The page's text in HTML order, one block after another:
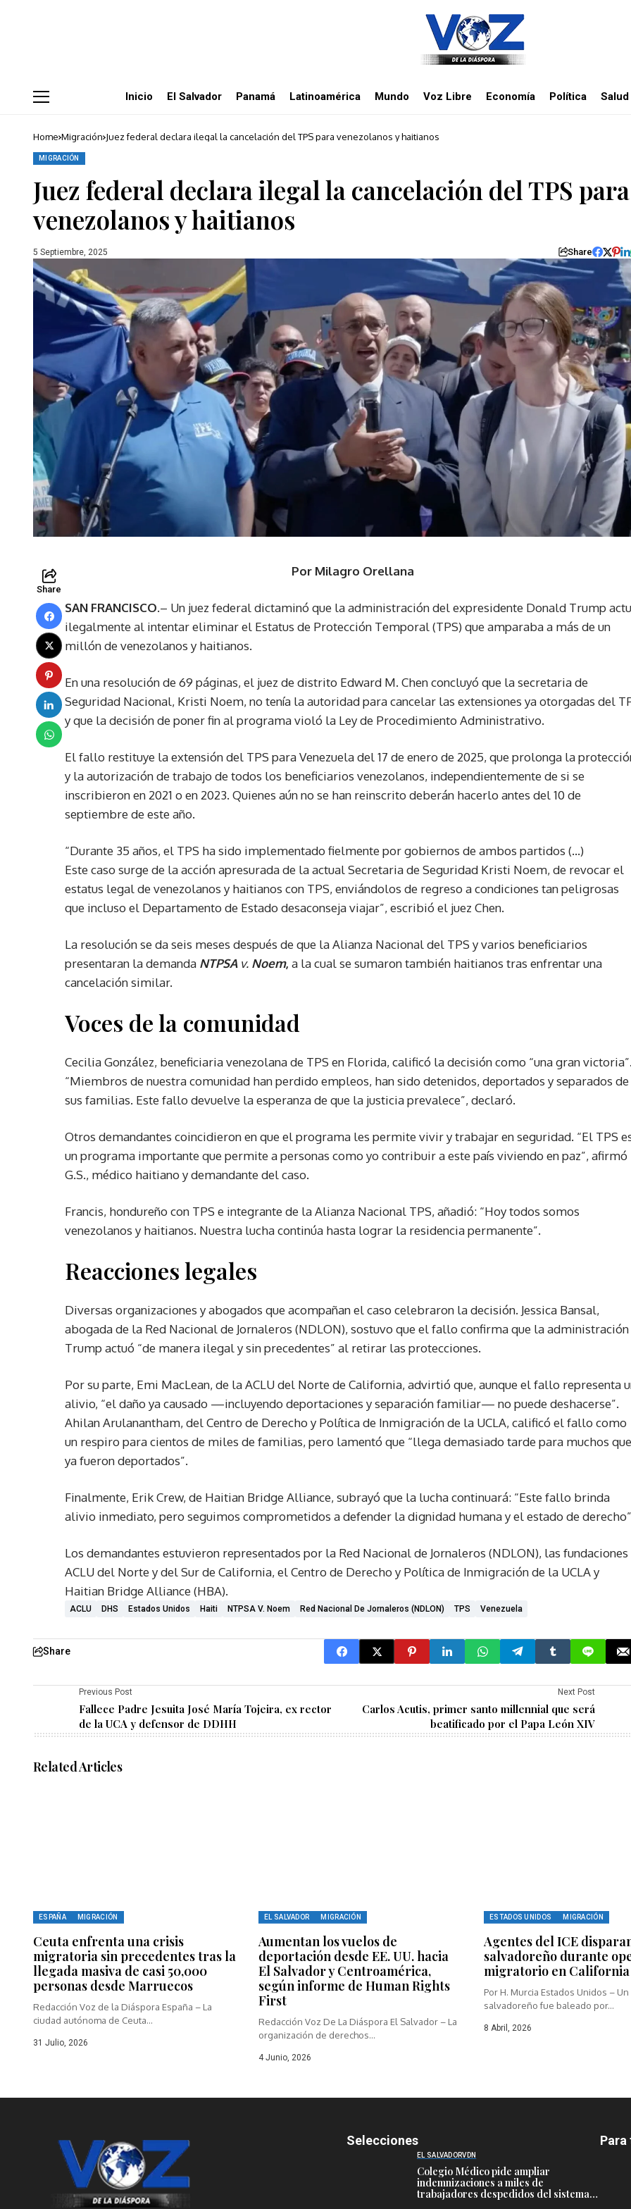
Inicio El Salvador Panamá Latinoamérica Mundo Voz Libre Economía Política Salud
Home Migración Juez federal declara ilegal la cancelación del TPS para venezolanos y haitianos
MIGRACIÓN
Juez federal declara ilegal la cancelación del TPS para
venezolanos y haitianos
5 Septiembre, 2025 Share
Share
Por Milagro Orellana
SAN FRANCISCO.– Un juez federal dictaminó que la administración del expresidente Donald Trump
ilegalmente al intentar eliminar el Estatus de Protección Temporal (TPS) que amparaba a más de un
millón de venezolanos y haitianos.
En una resolución de 69 páginas, el juez de distrito Edward M. Chen concluyó que la secretaria de
Seguridad Nacional, Kristi Noem, no tenía la autoridad para cancelar las extensiones ya otorgadas del
y que la decisión de poner fin al programa violó la Ley de Procedimiento Administrativo.
El fallo restituye la extensión del TPS para Venezuela del 17 de enero de 2025, que prolonga la
y la autorización de trabajo de todos los beneficiarios venezolanos, independientemente de si se
inscribieron en 2021 o en 2023. Quienes aún no se han reinscrito deberán hacerlo antes del 10 de
septiembre de este año.
“Durante 35 años, el TPS ha sido implementado fielmente por gobiernos de ambos partidos (…)
Este caso surge de la acción apresurada de la actual Secretaria de Seguridad Kristi Noem, de revocar el
estatus legal de venezolanos y haitianos con TPS, enviándolos de regreso a condiciones tan peligrosas
que incluso el Departamento de Estado desaconseja viajar”, escribió el juez Chen.
La resolución se da seis meses después de que la Alianza Nacional del TPS y varios beneficiarios
presentaran la demanda NTPSAv. Noem, a la cual se sumaron también haitianos tras enfrentar una
cancelación similar.
Voces de la comunidad
Cecilia González, beneficiaria venezolana de TPS en Florida, calificó la decisión como “una gran victoria”.
“Miembros de nuestra comunidad han perdido empleos, han sido detenidos, deportados y separados de
sus familias. Este fallo devuelve la esperanza de que la justicia prevalece”, declaró.
Otros demandantes coincidieron en que el programa les permite vivir y trabajar en seguridad. “El TPS
un programa importante que permite a personas como yo contribuir a este país viviendo en paz”, afirmó
G.S., médico haitiano y demandante del caso.
Francis, hondureño con TPS e integrante de la Alianza Nacional TPS, añadió: “Hoy todos somos
venezolanos y haitianos. Nuestra lucha continúa hasta lograr la residencia permanente”.
Reacciones legales
Diversas organizaciones y abogados que acompañan el caso celebraron la decisión. Jessica Bansal,
abogada de la Red Nacional de Jornaleros (NDLON), sostuvo que el fallo confirma que la administración
Trump actuó “de manera ilegal y sin precedentes” al retirar las protecciones.
Por su parte, Emi MacLean, de la ACLU del Norte de California, advirtió que, aunque el fallo representa
alivio, “el daño ya causado —incluyendo deportaciones y separación familiar— no puede deshacerse”.
Ahilan Arulanantham, del Centro de Derecho y Política de Inmigración de la UCLA, calificó el fallo como
un respiro para cientos de miles de familias, pero lamentó que “llega demasiado tarde para muchos que
ya fueron deportados”.
Finalmente, Erik Crew, de Haitian Bridge Alliance, subrayó que la lucha continuará: “Este fallo brinda
alivio inmediato, pero seguimos comprometidos a defender la dignidad humana y el estado de
Los demandantes estuvieron representados por la Red Nacional de Jornaleros (NDLON), las fundaciones
ACLU del Norte y del Sur de California, el Centro de Derecho y Política de Inmigración de la UCLA y
Haitian Bridge Alliance (HBA).
ACLU DHS Estados Unidos Haiti NTPSA V. Noem Red Nacional De Jornaleros (NDLON) TPS Venezuela
Share
Previous Post
Fallece Padre Jesuita José María Tojeira, ex rector
de la UCA y defensor de DDHH
Next Post
Carlos Acutis, primer santo millennial que será
beatificado por el Papa León XIV
Related Articles
ESPAÑA MIGRACIÓN
Ceuta enfrenta una crisis
migratoria sin precedentes tras la
llegada masiva de casi 50,000
personas desde Marruecos
Redacción Voz de la Diáspora España – La
ciudad autónoma de Ceuta...
31 Julio, 2026
EL SALVADOR MIGRACIÓN
Aumentan los vuelos de
deportación desde EE. UU. hacia
El Salvador y Centroamérica,
según informe de Human Rights
First
Redacción Voz De La Diáspora El Salvador – La
organización de derechos...
4 Junio, 2026
ESTADOS UNIDOS MIGRACIÓN
Agentes del ICE
salvadoreño durante
migratorio en California
Por H. Murcia Estados Unidos –
salvadoreño fue baleado por...
8 Abril, 2026
Selecciones
EL SALVADORVDN
Colegio Médico pide ampliar
indemnizaciones a miles de
trabajadores despedidos del sistema
Para